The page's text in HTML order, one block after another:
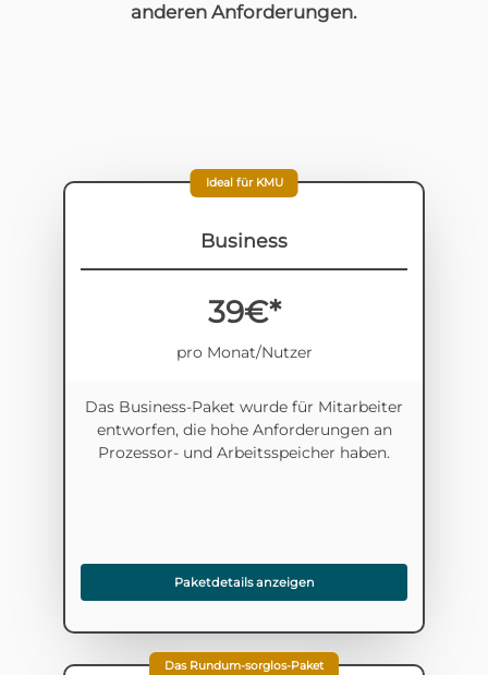
anderen Anforderungen.
Ideal für KMU
Business
39€*
pro Monat/Nutzer
Das Business-Paket wurde für Mitarbeiter
entworfen, die hohe Anforderungen an
Prozessor- und Arbeitsspeicher haben.
Paketdetails anzeigen
Das Rundum-sorglos-Paket